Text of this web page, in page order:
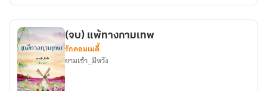
(จบ) แพ้ทางกามเทพ
รักคอมเมดี้
ยามเช้า_มีหวัง